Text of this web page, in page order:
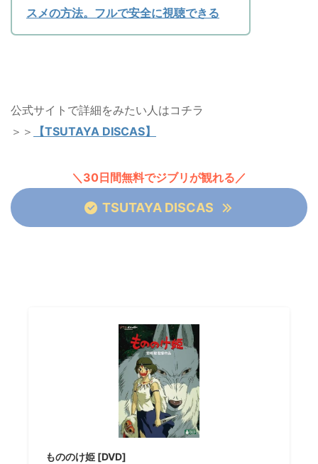
スメの方法。フルで安全に視聴できる
公式サイトで詳細をみたい人はコチラ
＞＞
【TSUTAYA DISCAS】
＼30日間無料でジブリが観れる／
TSUTAYA DISCAS
もののけ姫 [DVD]